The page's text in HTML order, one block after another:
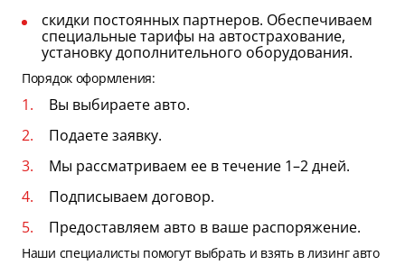
скидки постоянных партнеров. Обеспечиваем
специальные тарифы на автострахование,
установку дополнительного оборудования.
Порядок оформления:
Вы выбираете авто.
Подаете заявку.
Мы рассматриваем ее в течение 1–2 дней.
Подписываем договор.
Предоставляем авто в ваше распоряжение.
Наши специалисты помогут выбрать и взять в лизинг авто